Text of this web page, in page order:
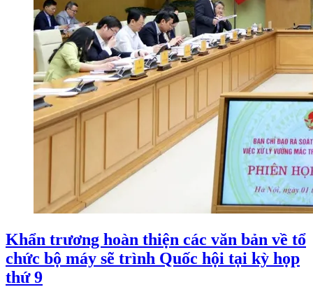
Khẩn trương hoàn thiện các văn bản về tổ
chức bộ máy sẽ trình Quốc hội tại kỳ họp
thứ 9